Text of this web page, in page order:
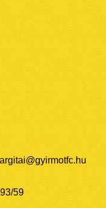
59